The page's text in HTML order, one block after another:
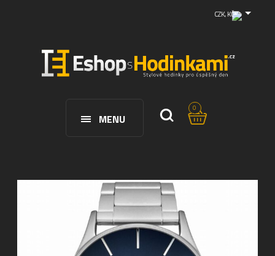
CZK, KČ
MENU
0